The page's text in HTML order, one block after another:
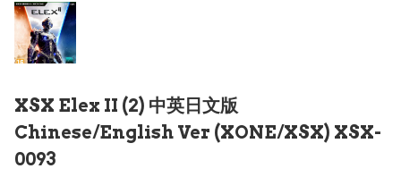
XSX Elex II (2) 中英日文版
Chinese/English Ver (XONE/XSX) XSX-
0093